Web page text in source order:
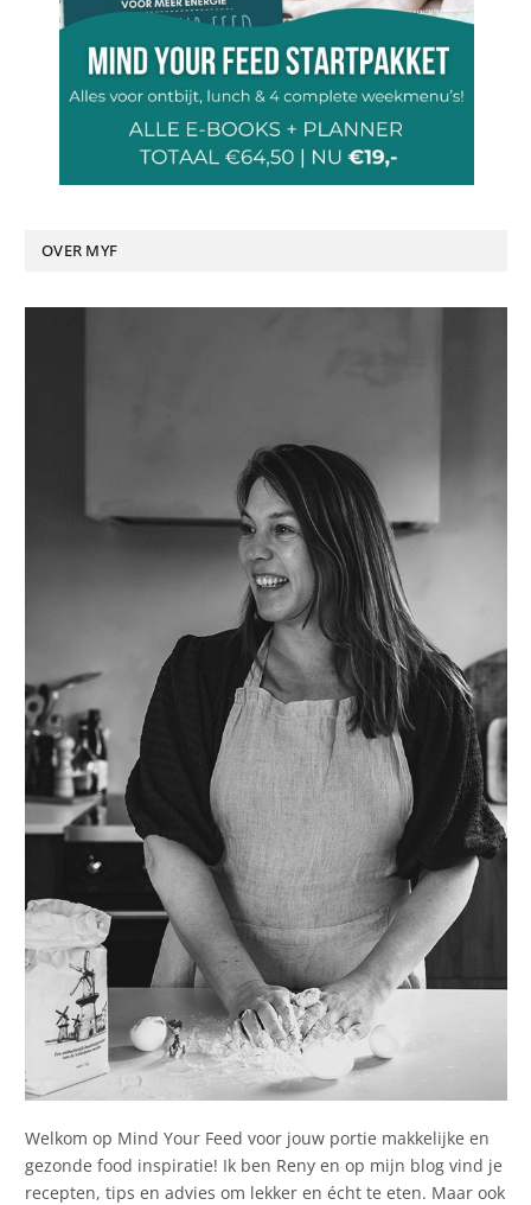
OVER MYF
Welkom op Mind Your Feed voor jouw portie makkelijke en
gezonde food inspiratie! Ik ben Reny en op mijn blog vind je
recepten, tips en advies om lekker en écht te eten. Maar ook